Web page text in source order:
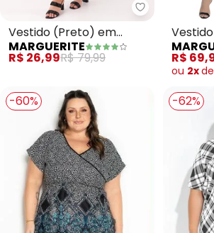
Marguerite -
Vestido (Preto) em
Malha de Poliéster e Tule
MARGUERITE
R$ 26,99R$ 79,99
Plus
R$
ou 2xde
-60% -62%